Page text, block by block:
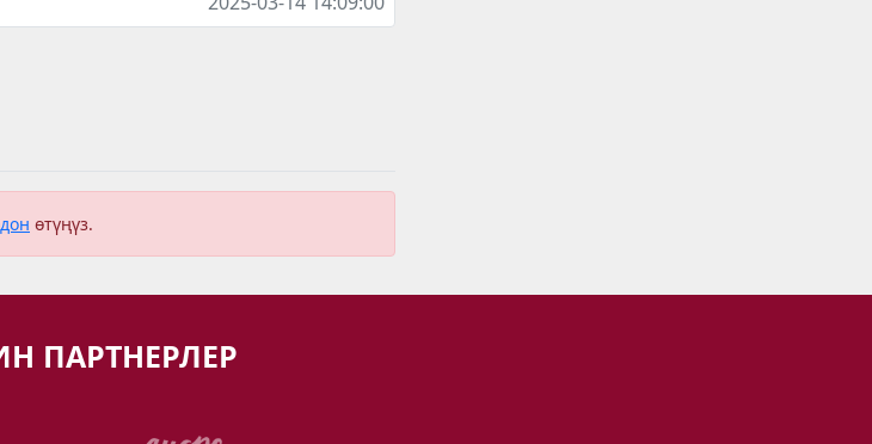
өтүңүз.
ПАРТНЕРЛЕР